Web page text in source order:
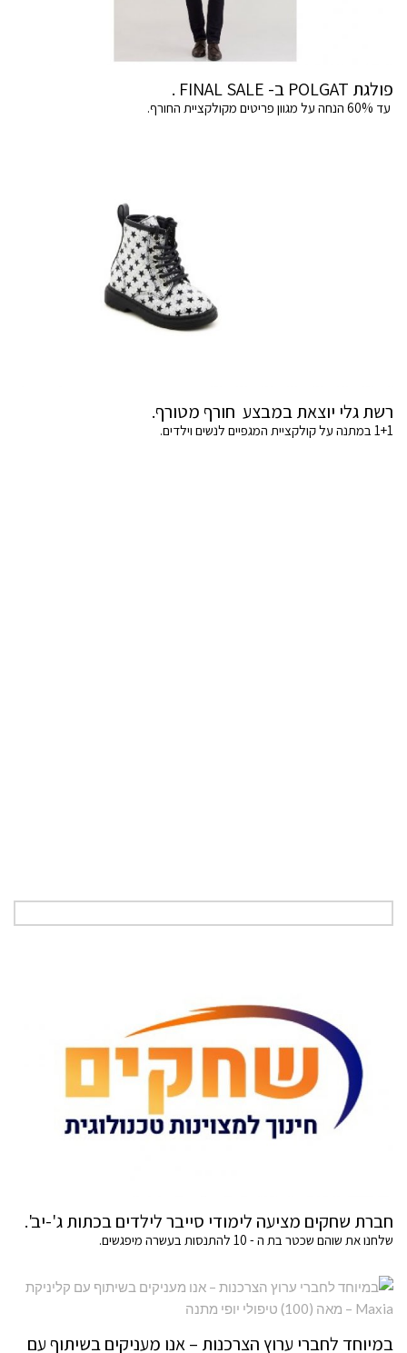
פולגת POLGAT ב- FINAL SALE .
עד 60% הנחה על מגוון פריטים מקולקציית החורף.
רשת גלי יוצאת במבצע חורף מטורף.
1+1 במתנה על קולקציית המגפיים לנשים וילדים.
חברת שחקים מציעה לימודי סייבר לילדים בכתות ג'-יב'.
שלחנו את שוהם שכטר בת ה - 10 להתנסות בעשרה מיפגשים.
במיוחד לחברי ערוץ הצרכנות – אנו מעניקים בשיתוף עם